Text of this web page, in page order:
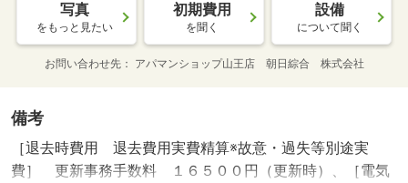
写真
をもっと見たい
初期費用
を聞く
設備
について聞く
お問い合わせ先 アパマンショップ山王店 朝日綜合 株式会社
備考
［退去時費用 退去費用実費精算※故意・過失等別途実
費］ 更新事務手数料 １６５００円（更新時）、［電気